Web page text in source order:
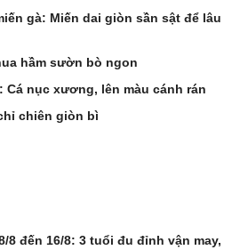
gà: Miến dai giòn sần sật để lâu
hầm sườn bò ngon
Cá nục xương, lên màu cánh rán
chiên giòn bì
8 đến 16/8: 3 tuổi đu đỉnh vận may,